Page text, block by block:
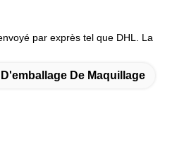
par exprès tel que DHL. La
De Maquillage